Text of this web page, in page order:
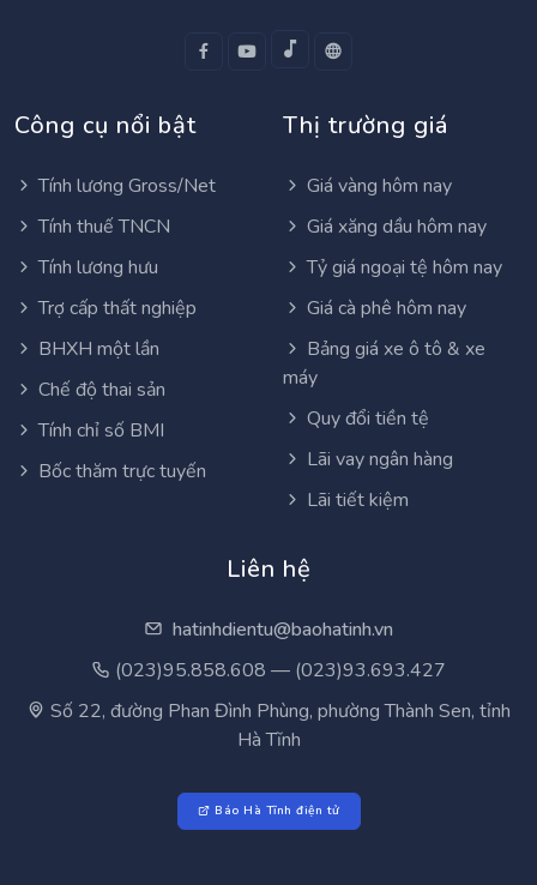
Công cụ nổi bật
Tính lương Gross/Net
Tính thuế TNCN
Tính lương hưu
Trợ cấp thất nghiệp
BHXH một lần
Chế độ thai sản
Tính chỉ số BMI
Bốc thăm trực tuyến
Thị trường giá
Giá vàng hôm nay
Giá xăng dầu hôm nay
Tỷ giá ngoại tệ hôm nay
Giá cà phê hôm nay
Bảng giá xe ô tô & xe
máy
Quy đổi tiền tệ
Lãi vay ngân hàng
Lãi tiết kiệm
Liên hệ
hatinhdientu@baohatinh.vn
(023)95.858.608 — (023)93.693.427
Số 22, đường Phan Đình Phùng, phường Thành Sen, tỉnh
Hà Tĩnh
Báo Hà Tĩnh điện tử